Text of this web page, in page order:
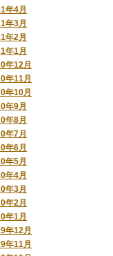
年4月
年3月
年2月
年1月
年12月
年11月
年10月
年9月
年8月
年7月
年6月
年5月
年4月
年3月
年2月
年1月
年12月
年11月